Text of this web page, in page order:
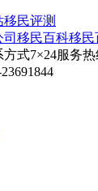
移民评测
移民
7×24服务热